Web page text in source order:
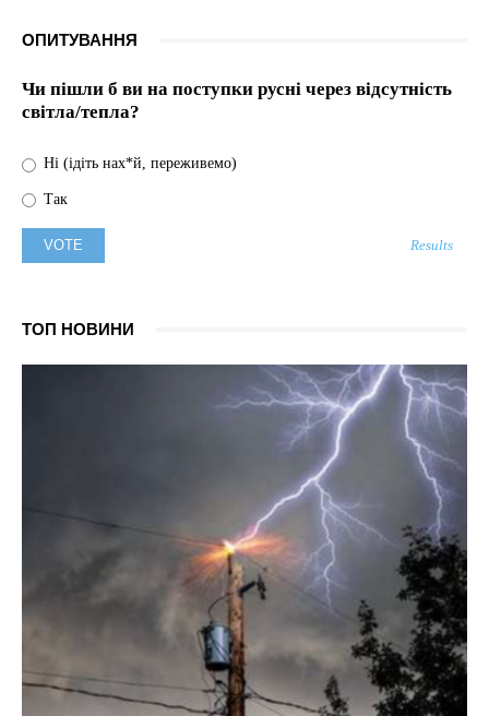
ОПИТУВАННЯ
Чи пішли б ви на поступки русні через відсутність
світла/тепла?
Ні (ідіть нах*й, переживемо)
Так
Results
ТОП НОВИНИ